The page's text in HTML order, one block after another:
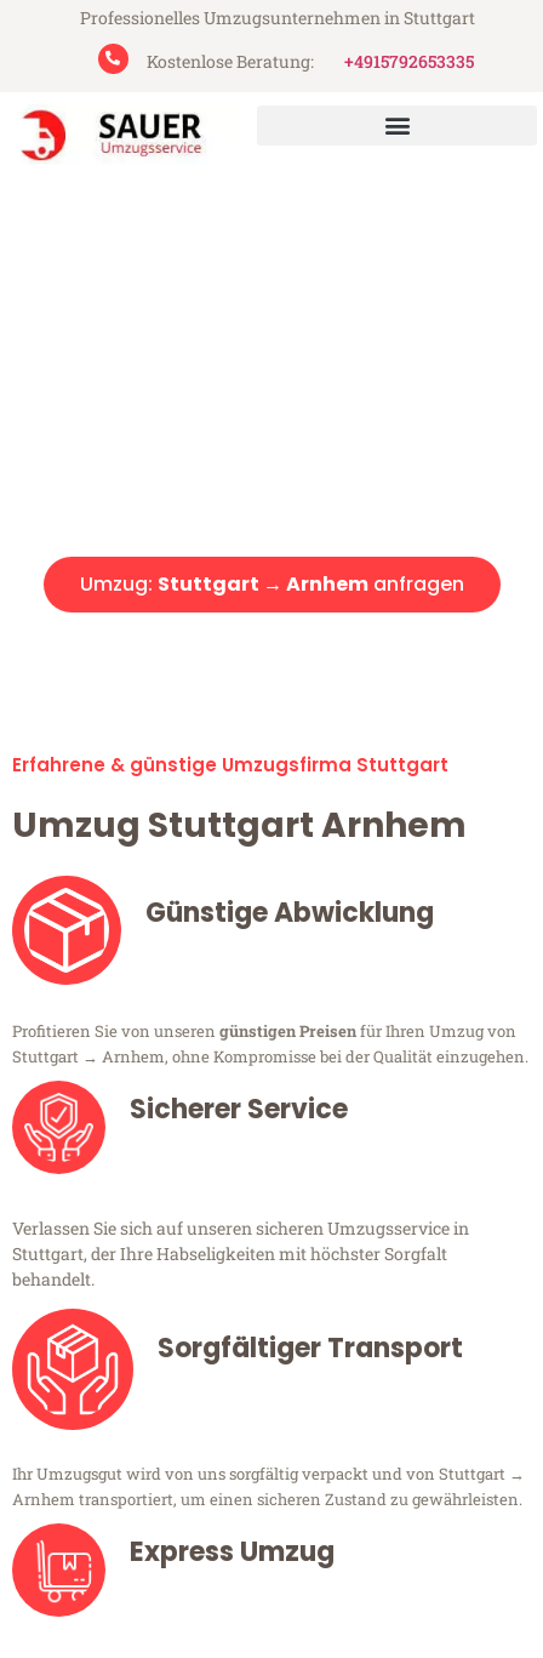
Professionelles Umzugsunternehmen in Stuttgart
Kostenlose Beratung:
+4915792653335
Umzug: Stuttgart → Arnhemanfragen
Erfahrene & günstige Umzugsfirma Stuttgart
Umzug Stuttgart Arnhem
Günstige Abwicklung
Profitieren Sie von unseren günstigen Preisenfür Ihren Umzug von
Stuttgart → Arnhem, ohne Kompromisse bei der Qualität einzugehen.
Sicherer Service
Verlassen Sie sich auf unseren sicheren Umzugsservice in
Stuttgart, der Ihre Habseligkeiten mit höchster Sorgfalt
behandelt.
Sorgfältiger Transport
Ihr Umzugsgut wird von uns sorgfältig verpackt und von Stuttgart →
Arnhem transportiert, um einen sicheren Zustand zu gewährleisten.
Express Umzug